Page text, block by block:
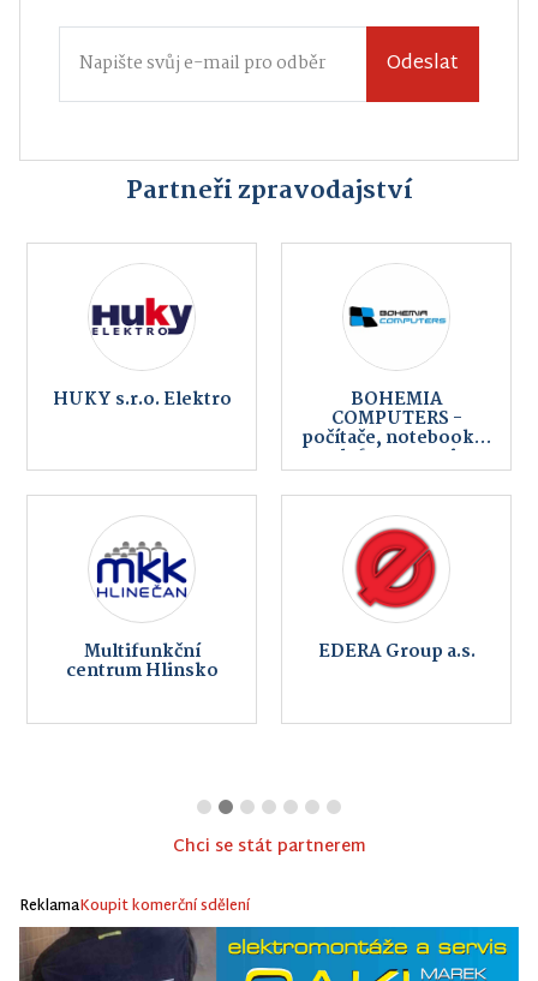
Odeslat
Partneři zpravodajství
HUKY s.r.o. Elektro BOHEMIA
COMPUTERS -
počítače, notebooky,
telefony, servis,
internet
Multifunkční
centrum Hlinsko
EDERA Group a.s.
Chci se stát partnerem
ReklamaKoupit komerční sdělení